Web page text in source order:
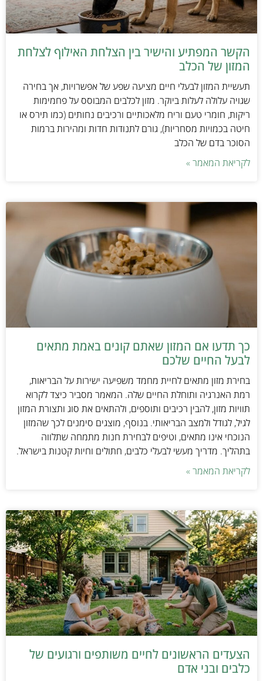
הקשר המפתיע והישיר בין הצלחת האילוף לצלחת
המזון של הכלב
תעשיית המזון לבעלי חיים מציעה שפע של אפשרויות, אך בחירה
שגויה עלולה לעלות ביוקר. מזון לכלבים המבוסס על פחמימות
ריקות, חומרי טעם וריח מלאכותיים ורכיבים נחותים (כמו תירס או
חיטה בכמויות מסחריות), גורם לתנודות חדות ומהירות ברמות
הסוכר בדם של הכלב
לקריאת המאמר »
כך תדעו אם המזון שאתם קונים באמת מתאים
לבעל החיים שלכם
בחירת מזון מתאים לחיית מחמד משפיעה ישירות על הבריאות,
רמת האנרגיה ותוחלת החיים שלה. המאמר מסביר כיצד לקרוא
תוויות מזון, להבין רכיבים ותוספים, ולהתאים את סוג ותצורת המזון
לגיל, לגודל ולמצב הבריאותי. בנוסף, מוצגים סימנים לכך שהמזון
הנוכחי אינו מתאים, וטיפים לבחירת חנות מתמחה שתלווה
בתהליך. מדריך מעשי לבעלי כלבים, חתולים וחיות קטנות בישראל.
לקריאת המאמר »
הצעדים הראשונים לחיים משותפים ורגועים של
כלבים ובני אדם